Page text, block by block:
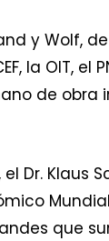
y Wolf,
la OIT,
de
Dr. Klaus
que